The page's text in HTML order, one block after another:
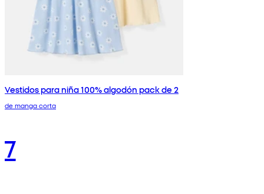
Vestidos para niña 100% algodón pack de 2
de manga corta
7